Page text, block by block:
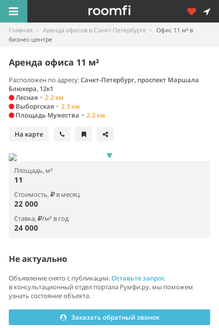
Главная Аренда офисов в Санкт-Петербурге
Офис 11 м² в
бизнес-центре
Аренда офиса 11 м²
Расположен по адресу:Санкт-Петербург, проспект Маршала
Блюхера, 12к1
Лесная • 2.2 км
Выборгская • 2.3 км
Площадь Мужества • 2.2 км
На карте
Площадь, м²
11
Стоимость, в месяц
22 000
Ставка, /м² в год
24 000
Не актуально
Объявление снято с публикации.Оставьте запрос
в консультационный отдел портала Румфи.ру, мы поможем
узнать состояние объекта.
Заказать обратный звонок